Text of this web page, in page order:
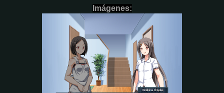
Imágenes: